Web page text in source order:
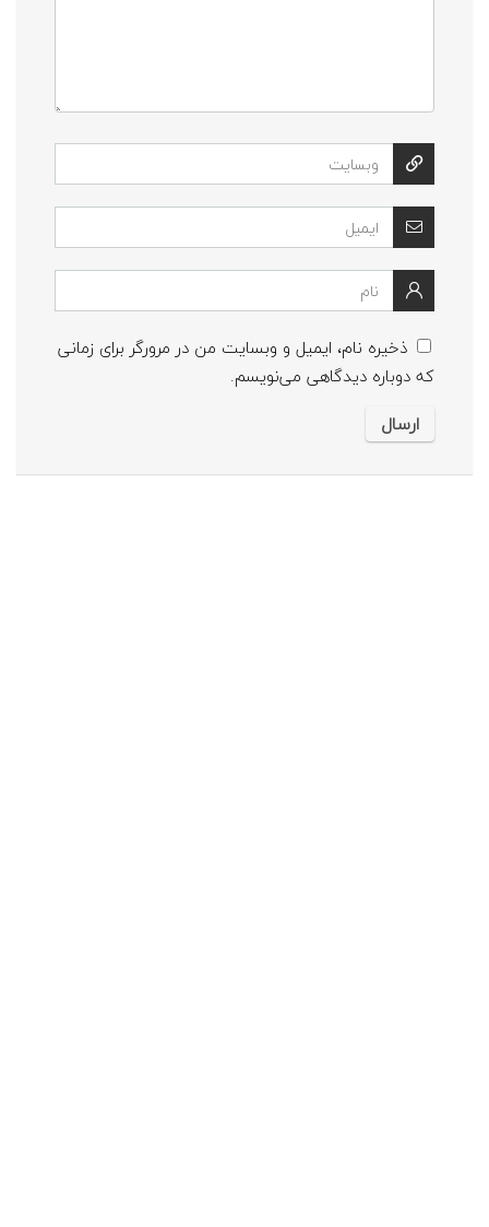
ذخیره نام، ایمیل و وبسایت من در مرورگر برای زمانی
که دوباره دیدگاهی می‌نویسم.